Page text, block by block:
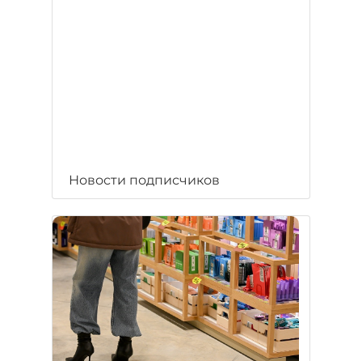
Новости подписчиков